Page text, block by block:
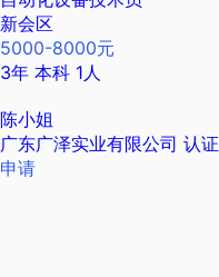
新会区
5000-8000元
3年 本科 1人
陈小姐
广东广泽实业有限公司 认证
申请